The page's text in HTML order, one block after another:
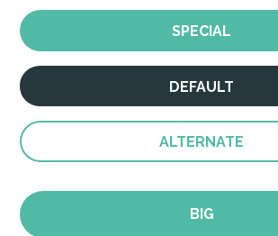
SPECIAL
DEFAULT
ALTERNATE
BIG